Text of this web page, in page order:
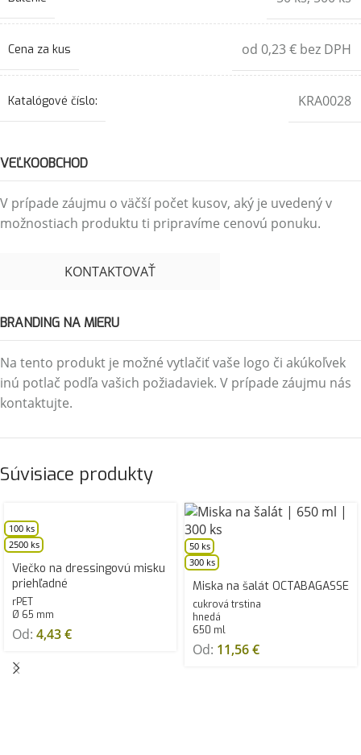
Cena za kus od 0,23 € bez DPH
Katalógové číslo: KRA0028
VEĽKOOBCHOD
V prípade záujmu o väčší počet kusov, aký je uvedený v
možnostiach produktu ti pripravíme cenovú ponuku.
KONTAKTOVAŤ
BRANDING NA MIERU
Na tento produkt je možné vytlačiť vaše logo či akúkoľvek
inú potlač podľa vašich požiadaviek. V prípade záujmu nás
kontaktujte.
Súvisiace produkty
100 ks
2500 ks
Viečko na dressingovú misku
priehľadné
rPET
Ø 65 mm
Od: 4,43€
50 ks
300 ks
Miska na šalát OCTABAGASSE
cukrová trstina
hnedá
650 ml
Od: 11,56€